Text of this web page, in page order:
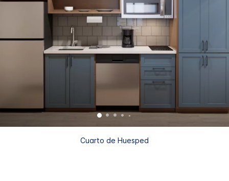
Cuarto de Huesped